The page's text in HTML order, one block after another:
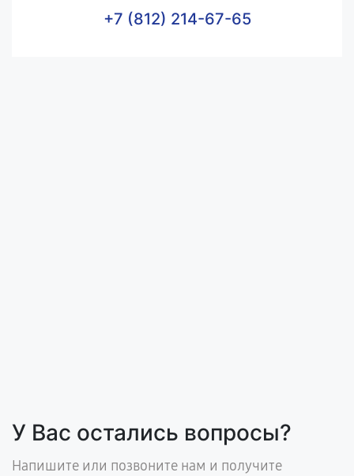
+7 (812) 214-67-65
У Вас остались вопросы?
Напишите или позвоните нам и получите